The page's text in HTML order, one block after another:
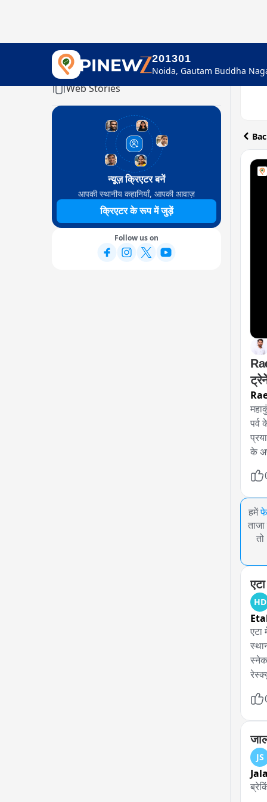
201301
Home
Web Stories
न्यूज़ क्रिएटर बनें
आपकी स्थानीय कहानियाँ, आपकी आवाज़
क्रिएटर के रूप में जुड़ें
Follow us on
पर्व
के
हमें
तो
HD
एटा
स्नेक
JS